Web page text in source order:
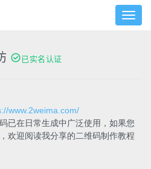
切
已实名认证
www.2weima.com/
已在日常生成中广泛使用，如果您
欢迎阅读我分享的二维码制作教程